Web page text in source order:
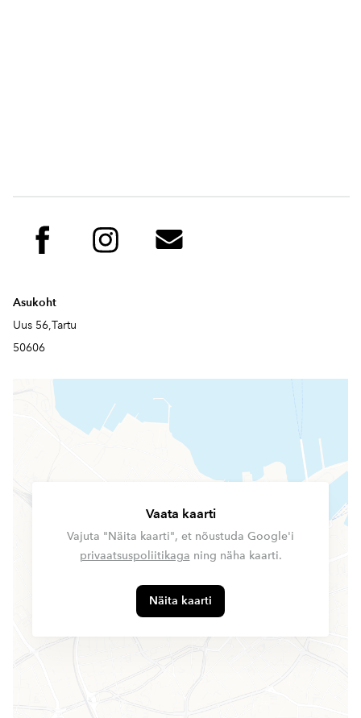
Asukoht
Uus 56,Tartu
50606
Vaata kaarti
Vajuta "Näita kaarti", et nõustuda Google'i
privaatsuspoliitikaga ning näha kaarti.
Näita kaarti